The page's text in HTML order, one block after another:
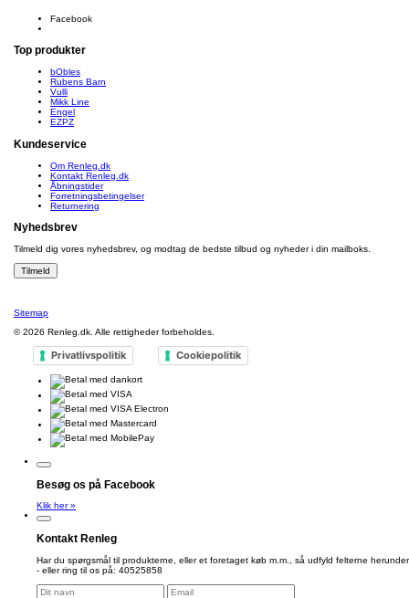
Facebook
Top produkter
bObles
Rubens Barn
Vulli
Mikk Line
Engel
EZPZ
Kundeservice
Om Renleg.dk
Kontakt Renleg.dk
Åbningstider
Forretningsbetingelser
Returnering
Nyhedsbrev
Tilmeld dig vores nyhedsbrev, og modtag de bedste tilbud og nyheder i din mailboks.
Sitemap
© 2026 Renleg.dk . Alle rettigheder forbeholdes.
Privatlivspolitik Cookiepolitik
Besøg os på Facebook
Klik her »
Kontakt Renleg
Har du spørgsmål til produkterne, eller et foretaget køb m.m., så udfyld felterne herunder
- eller ring til os på: 40525858